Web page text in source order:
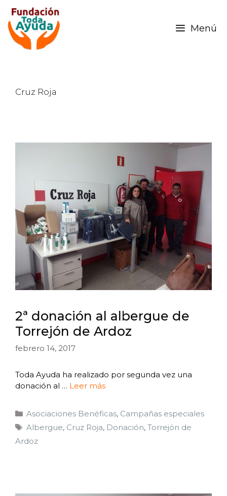
Menú
Cruz Roja
2ª donación al albergue de
Torrejón de Ardoz
febrero 14, 2017
Toda Ayuda ha realizado por segunda vez una
donación al … Leer más
Asociaciones Benéficas, Campañas especiales
Albergue, Cruz Roja, Donación, Torrejón de
Ardoz